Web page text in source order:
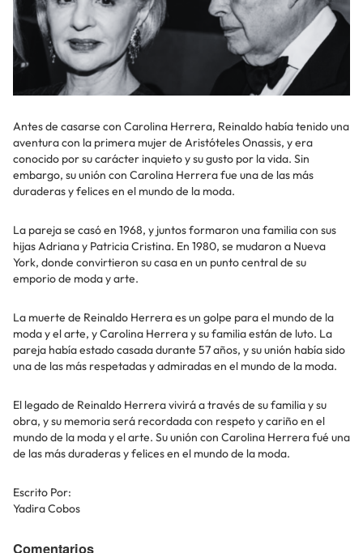
Antes de casarse con Carolina Herrera, Reinaldo había tenido una
aventura con la primera mujer de Aristóteles Onassis, y era
conocido por su carácter inquieto y su gusto por la vida. Sin
embargo, su unión con Carolina Herrera fue una de las más
duraderas y felices en el mundo de la moda.
La pareja se casó en 1968, y juntos formaron una familia con sus
hijas Adriana y Patricia Cristina. En 1980, se mudaron a Nueva
York, donde convirtieron su casa en un punto central de su
emporio de moda y arte.
La muerte de Reinaldo Herrera es un golpe para el mundo de la
moda y el arte, y Carolina Herrera y su familia están de luto. La
pareja había estado casada durante 57 años, y su unión había sido
una de las más respetadas y admiradas en el mundo de la moda.
El legado de Reinaldo Herrera vivirá a través de su familia y su
obra, y su memoria será recordada con respeto y cariño en el
mundo de la moda y el arte. Su unión con Carolina Herrera fué una
de las más duraderas y felices en el mundo de la moda.
Escrito Por:
Yadira Cobos
Comentarios